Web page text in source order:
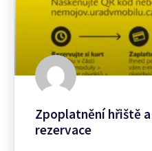
Zpoplatnění hřiště
rezervace